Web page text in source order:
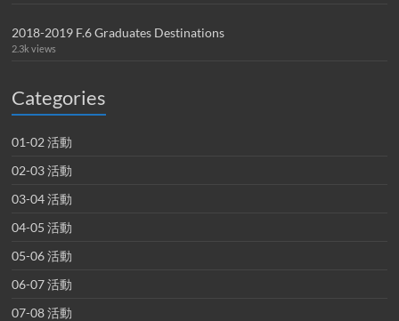
2018-2019 F.6 Graduates Destinations
2.3k views
Categories
01-02 活動
02-03 活動
03-04 活動
04-05 活動
05-06 活動
06-07 活動
07-08 活動